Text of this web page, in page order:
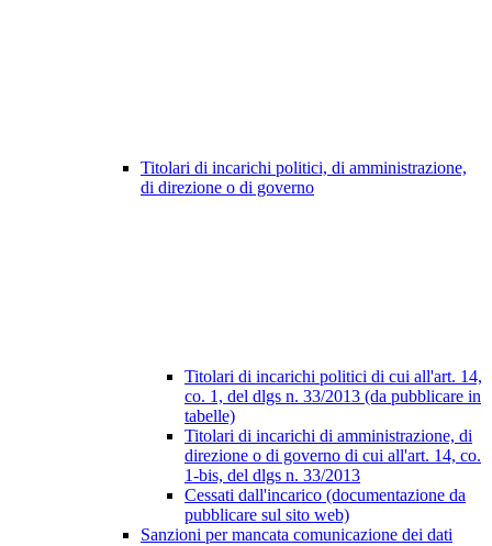
Titolari di incarichi politici, di amministrazione,
di direzione o di governo
Titolari di incarichi politici di cui all'art. 14,
co. 1, del dlgs n. 33/2013 (da pubblicare in
tabelle)
Titolari di incarichi di amministrazione, di
direzione o di governo di cui all'art. 14, co.
1-bis, del dlgs n. 33/2013
Cessati dall'incarico (documentazione da
pubblicare sul sito web)
Sanzioni per mancata comunicazione dei dati